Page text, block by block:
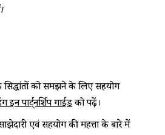
।
सिद्धांतों को समझने के लिए सहयोग
इन पार्ट्नर्शिप गाईडको पढ़ें।
एवं सहयोग की महत्ता के बारे में